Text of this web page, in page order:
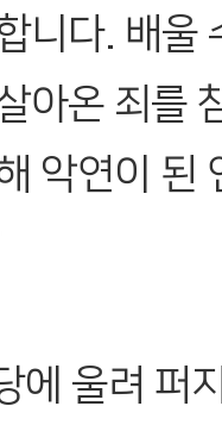
니다. 배울
아온 죄를
악연이 된
에 울려 퍼